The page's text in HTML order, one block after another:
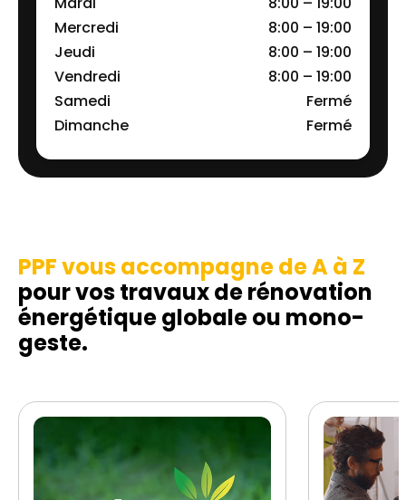
Mercredi
8:00 – 19:00
Jeudi
8:00 – 19:00
Vendredi
8:00 – 19:00
Samedi
Fermé
Dimanche
Fermé
PPF vous accompagne de A à Z
pour vos travaux de rénovation
énergétique globale ou mono-
geste.